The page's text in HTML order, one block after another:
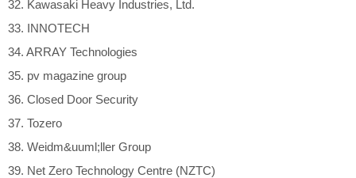
32. Kawasaki Heavy Industries, Ltd.
33. INNOTECH
34. ARRAY Technologies
35. pv magazine group
36. Closed Door Security
37. Tozero
38. Weidm&uuml;ller Group
39. Net Zero Technology Centre (NZTC)